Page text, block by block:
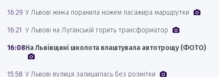
16:29 У Львові жінка поранила ножем пасажира маршрутки
16:21 У Львові на Луганській горить трансформатор
16:08На Львівщині школота влаштувала автотрощу (ФОТО)
15:58 У Львові вулиця залишилась без розмітки